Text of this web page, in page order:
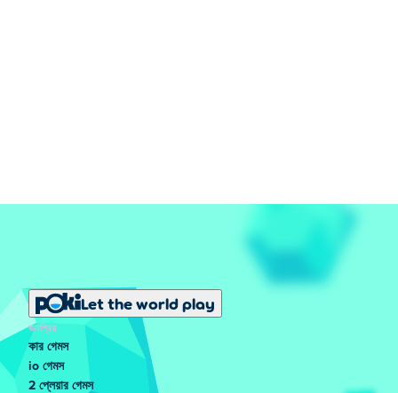
Let the world play
জনপ্রিয়
কার গেমস
io গেমস
2 প্লেয়ার গেমস